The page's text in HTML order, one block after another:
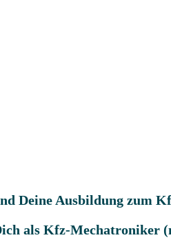
Deine Ausbildung zum
als Kfz-Mechatroniker